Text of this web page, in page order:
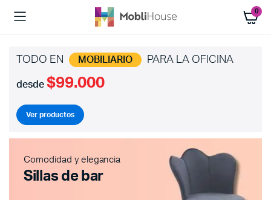
0
TODO EN MOBILIARIO PARA LA OFICINA
desde $99.000
Ver productos
Comodidad y elegancia
Sillas de bar